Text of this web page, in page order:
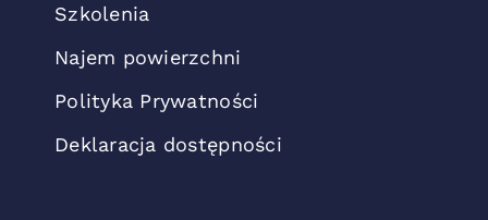
Szkolenia
Najem powierzchni
Polityka Prywatności
Deklaracja dostępności